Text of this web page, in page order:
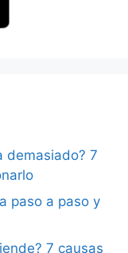
demasiado? 7
paso a paso y
7 causas